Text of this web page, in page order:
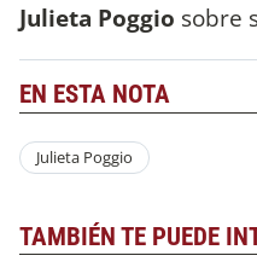
Julieta Poggio sobre
EN ESTA NOTA
Julieta Poggio
TAMBIÉN TE PUEDE